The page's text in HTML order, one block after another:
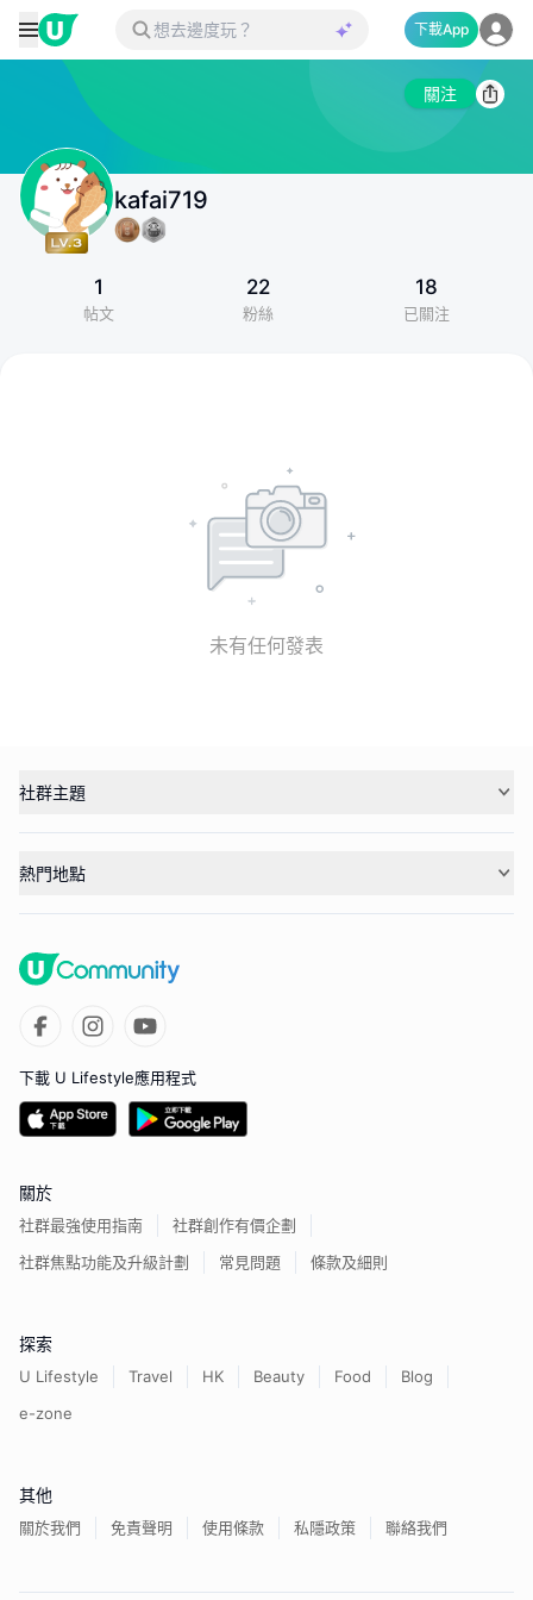
下載App
關注
kafai719
1
帖文
22
粉絲
18
已關注
未有任何發表
社群主題
熱門地點
下載 U Lifestyle應用程式
關於
社群最強使用指南
社群創作有價企劃
社群焦點功能及升級計劃
常見問題 條款及細則
探索
U Lifestyle Travel HK Beauty Food
Blog
e-zone
其他
關於我們 免責聲明 使用條款 私隱政策 聯絡我們